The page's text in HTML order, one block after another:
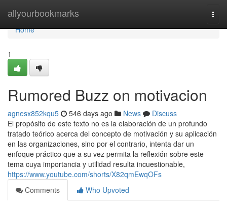
allyourbookmarks
Home
Home
1
Rumored Buzz on motivacion
agnesx852kqu5 546 days ago News
Discuss
El propósito de este texto no es la elaboración de un profundo
tratado teórico acerca del concepto de motivación y su aplicación
en las organizaciones, sino por el contrario, intenta dar un
enfoque práctico que a su vez permita la reflexión sobre este
tema cuya importancia y utilidad resulta incuestionable,
https://www.youtube.com/shorts/X82qmEwqOFs
Comments
Who Upvoted